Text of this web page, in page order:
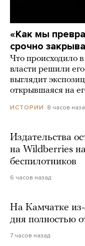
«Как мы
срочно
Что происходило
власти решили
выглядит
открывшаяся на
ИСТОРИИ 8 часов
Издательства
на Wildberries
беспилотников
6 часов назад
На Камчатке
дня полностью
7 часов назад